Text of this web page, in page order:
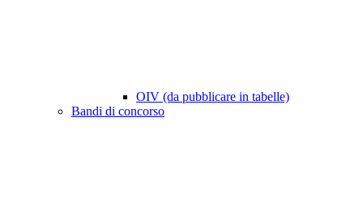
OIV (da pubblicare in tabelle)
Bandi di concorso